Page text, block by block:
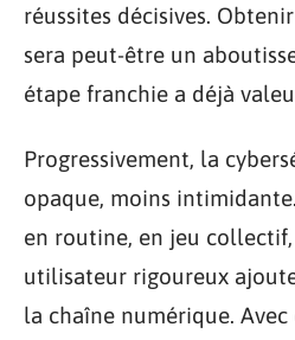
réussites décisives.
sera peut-être un
étape franchie a déjà
Progressivement, la
opaque, moins
en routine, en jeu
utilisateur rigoureux
la chaîne numérique.